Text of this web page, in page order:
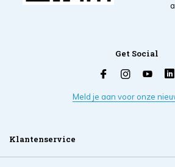
Get Social
Meld je aan voor onze
Klantenservice